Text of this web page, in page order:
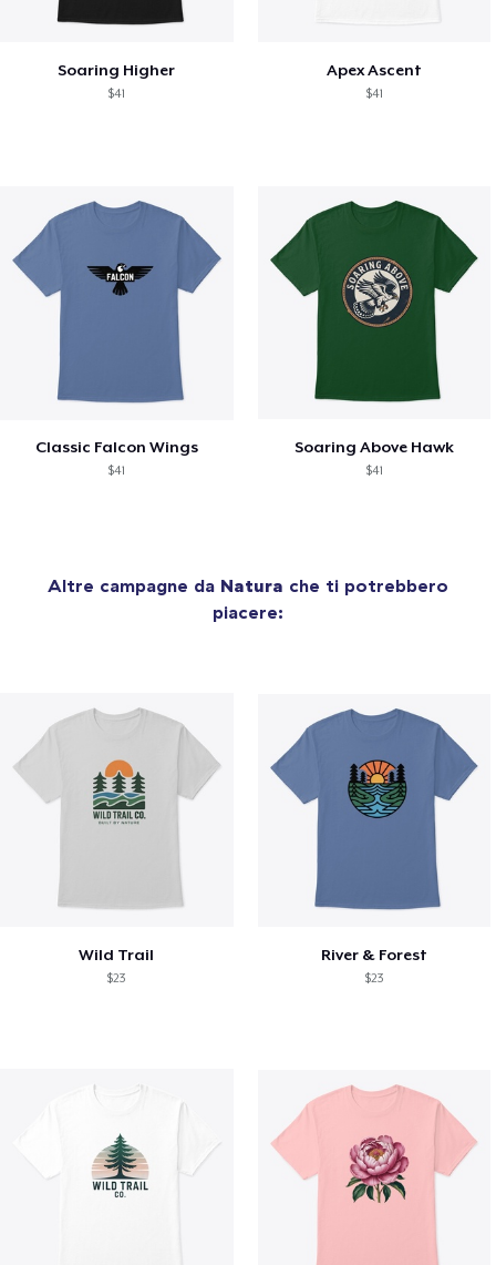
Soaring Higher
$41
Apex Ascent
$41
Classic Falcon Wings
$41
Soaring Above Hawk
$41
Altre campagne da Natura che ti potrebbero
piacere:
Wild Trail
$23
River & Forest
$23